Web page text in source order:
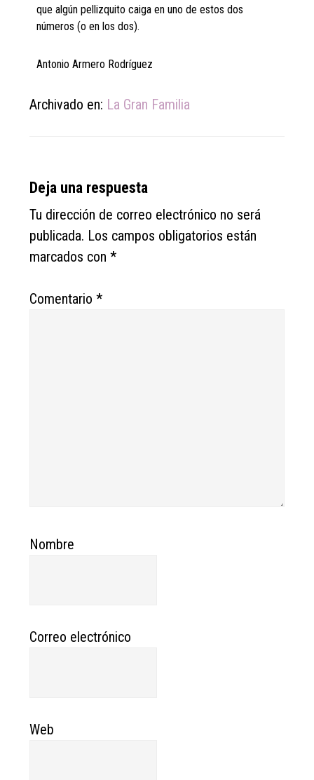
que algún pellizquito caiga en uno de estos dos
números (o en los dos).
Antonio Armero Rodríguez
Archivado en: La Gran Familia
Reader
Interactions
Deja una respuesta
Tu dirección de correo electrónico no será
publicada. Los campos obligatorios están
marcados con*
Comentario*
Nombre
Correo electrónico
Web